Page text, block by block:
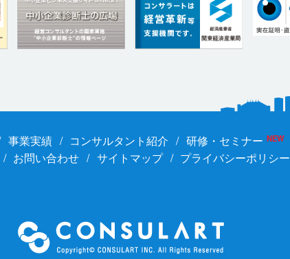
事業実績 コンサルタント紹介 研修・セミナー NEW
お問い合わせ サイトマップ プライバシーポリシー